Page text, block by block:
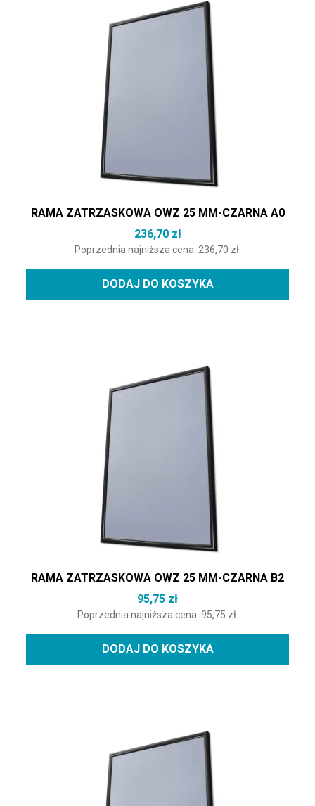
RAMA ZATRZASKOWA OWZ 25 MM-CZARNA A0
236,70 zł
Poprzednia najniższa cena: 236,70 zł.
DODAJ DO KOSZYKA
RAMA ZATRZASKOWA OWZ 25 MM-CZARNA B2
95,75 zł
Poprzednia najniższa cena: 95,75 zł.
DODAJ DO KOSZYKA